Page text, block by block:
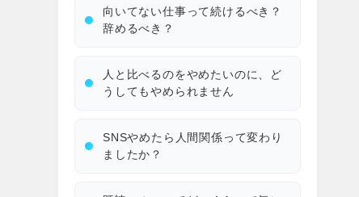
向いてない仕事って続けるべき？
辞めるべき？
人と比べるのをやめたいのに、ど
うしてもやめられません
SNSやめたら人間関係って変わり
ましたか？